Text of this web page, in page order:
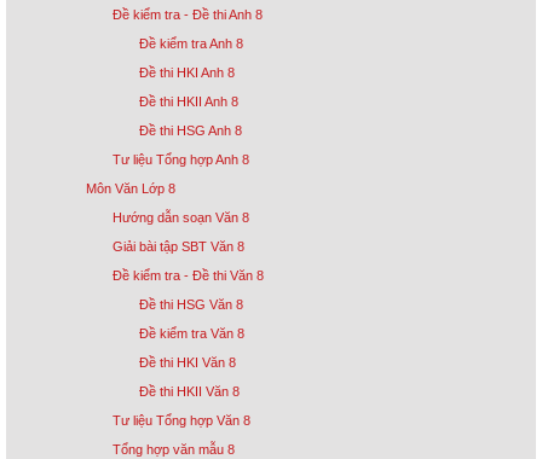
Đề kiểm tra - Đề thi Anh 8
Đề kiểm tra Anh 8
Đề thi HKI Anh 8
Đề thi HKII Anh 8
Đề thi HSG Anh 8
Tư liệu Tổng hợp Anh 8
Môn Văn Lớp 8
Hướng dẫn soạn Văn 8
Giải bài tập SBT Văn 8
Đề kiểm tra - Đề thi Văn 8
Đề thi HSG Văn 8
Đề kiểm tra Văn 8
Đề thi HKI Văn 8
Đề thi HKII Văn 8
Tư liệu Tổng hợp Văn 8
Tổng hợp văn mẫu 8